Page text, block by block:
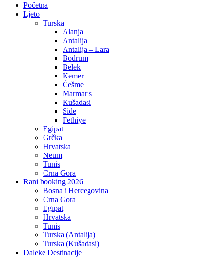
Početna
Ljeto
Turska
Alanja
Antalija
Antalija – Lara
Bodrum
Belek
Kemer
Češme
Marmaris
Kušadasi
Side
Fethiye
Egipat
Grčka
Hrvatska
Neum
Tunis
Crna Gora
Rani booking 2026
Bosna i Hercegovina
Crna Gora
Egipat
Hrvatska
Tunis
Turska (Antalija)
Turska (Kušadasi)
Daleke Destinacije